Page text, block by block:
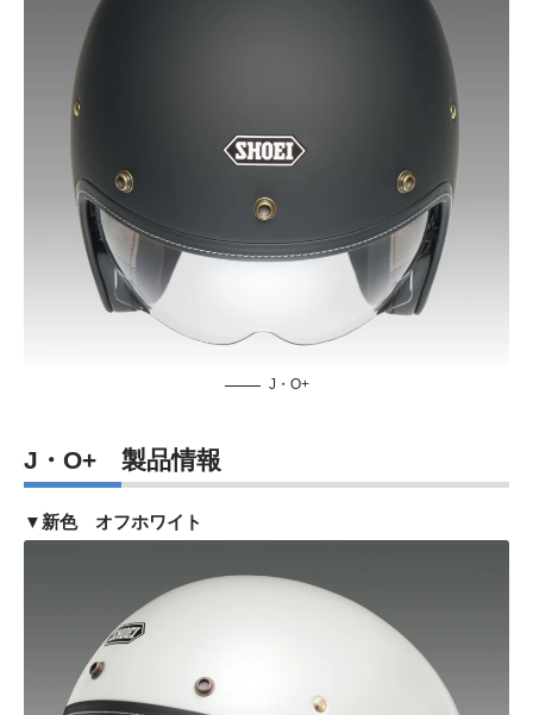
J・O+
J・O+ 製品情報
▼新色 オフホワイト